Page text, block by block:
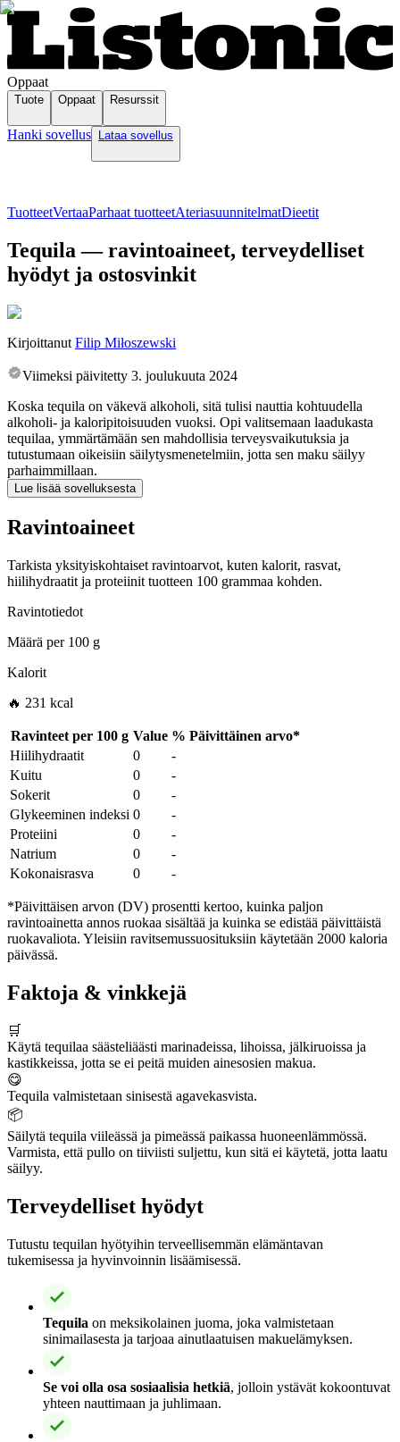
Oppaat
Tuote Oppaat Resurssit
Hanki sovellus Lataa sovellus
TuotteetVertaaParhaat tuotteetAteriasuunnitelmatDieetit
Tequila — ravintoaineet, terveydelliset
hyödyt ja ostosvinkit
Kirjoittanut Filip Miłoszewski
Viimeksi päivitetty 3. joulukuuta 2024
Koska tequila on väkevä alkoholi, sitä tulisi nauttia kohtuudella
alkoholi- ja kaloripitoisuuden vuoksi. Opi valitsemaan laadukasta
tequilaa, ymmärtämään sen mahdollisia terveysvaikutuksia ja
tutustumaan oikeisiin säilytysmenetelmiin, jotta sen maku säilyy
parhaimmillaan.
Lue lisää sovelluksesta
Ravintoaineet
Tarkista yksityiskohtaiset ravintoarvot, kuten kalorit, rasvat,
hiilihydraatit ja proteiinit tuotteen 100 grammaa kohden.
Ravintotiedot
Määrä per100 g
Kalorit
🔥 231 kcal
Ravinteet per 100 g Value % Päivittäinen arvo*
Hiilihydraatit
0
-
Kuitu
0
-
Sokerit
0
-
Glykeeminen indeksi 0
-
Proteiini
0
-
Natrium
0
-
Kokonaisrasva
0 -
*Päivittäisen arvon (DV) prosentti kertoo, kuinka paljon
ravintoainetta annos ruokaa sisältää ja kuinka se edistää päivittäistä
ruokavaliota. Yleisiin ravitsemussuosituksiin käytetään 2000 kaloria
päivässä.
Faktoja & vinkkejä
🛒
Käytä tequilaa säästeliäästi marinadeissa, lihoissa, jälkiruoissa ja
kastikkeissa, jotta se ei peitä muiden ainesosien makua.
😋
Tequila valmistetaan sinisestä agavekasvista.
📦
Säilytä tequila viileässä ja pimeässä paikassa huoneenlämmössä.
Varmista, että pullo on tiiviisti suljettu, kun sitä ei käytetä, jotta laatu
säilyy.
Terveydelliset hyödyt
Tutustu tequilan hyötyihin terveellisemmän elämäntavan
tukemisessa ja hyvinvoinnin lisäämisessä.
Tequila on meksikolainen juoma, joka valmistetaan
sinimailasesta ja tarjoaa ainutlaatuisen makuelämyksen.
Se voi olla osa sosiaalisia hetkiä, jolloin ystävät kokoontuvat
yhteen nauttimaan ja juhlimaan.